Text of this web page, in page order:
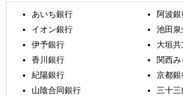
あいち銀行
阿波銀
イオン銀行
池田泉
伊予銀行
大垣
香川銀行
関西
紀陽銀行
京都銀
山陰合同銀行
三十三